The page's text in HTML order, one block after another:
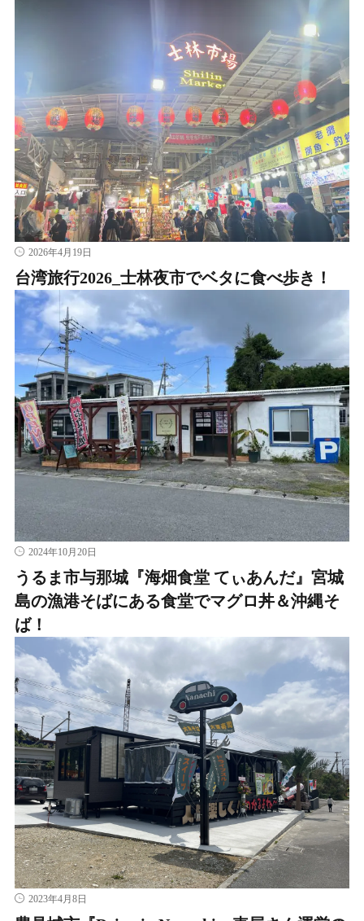
2026年4月19日
台湾旅行2026_士林夜市でベタに食べ歩き！
2024年10月20日
うるま市与那城『海畑食堂 てぃあんだ』宮城
島の漁港そばにある食堂でマグロ丼＆沖縄そ
ば！
2023年4月8日